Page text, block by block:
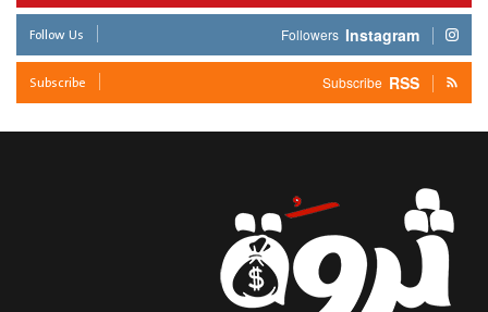
Instagram
Followers
Follow Us
RSS
Subscribe
Subscribe